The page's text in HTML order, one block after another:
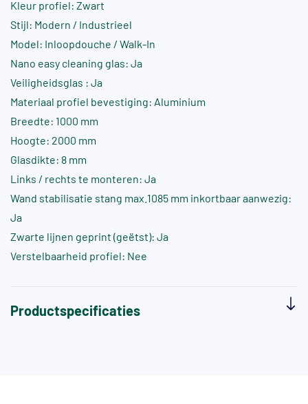
Kleur profiel: Zwart
Stijl: Modern / Industrieel
Model: Inloopdouche / Walk-In
Nano easy cleaning glas: Ja
Veiligheidsglas : Ja
Materiaal profiel bevestiging: Aluminium
Breedte: 1000 mm
Hoogte: 2000 mm
Glasdikte: 8 mm
Links / rechts te monteren: Ja
Wand stabilisatie stang max.1085 mm inkortbaar aanwezig:
Ja
Zwarte lijnen geprint (geëtst): Ja
Verstelbaarheid profiel: Nee
Productspecificaties